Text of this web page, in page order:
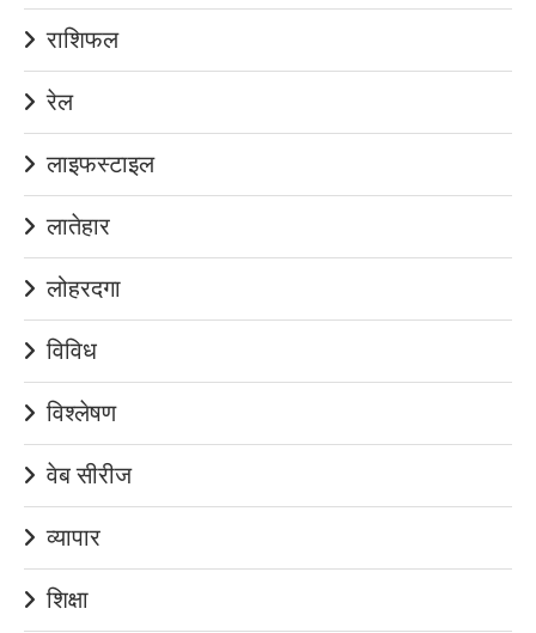
राशिफल
रेल
लाइफस्टाइल
लातेहार
लोहरदगा
विविध
विश्लेषण
वेब सीरीज
व्यापार
शिक्षा